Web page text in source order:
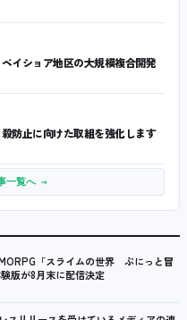
イショア地区の大規模複合開発
防止に向けた取組を強化します
一覧へ →
「スライムの世界 ぷにっと冒
版が8月末に配信決定